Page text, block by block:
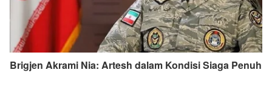
Brigjen Akrami Nia: Artesh dalam Kondisi Siaga Penuh